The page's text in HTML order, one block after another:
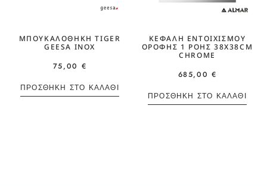
ΜΠΟΥΚΑΛΟΘΗΚΗ TIGER
GEESA INOX
75,00 €
ΠΡΟΣΘΉΚΗ ΣΤΟ ΚΑΛΆΘΙ
ΚΕΦΑΛΉ ΕΝΤΟΙΧΙΣΜΟΎ
ΟΡΟΦΉΣ 1 ΡΟΉΣ 38X38CM
CHROME
685,00 €
ΠΡΟΣΘΉΚΗ ΣΤΟ ΚΑΛΆΘΙ